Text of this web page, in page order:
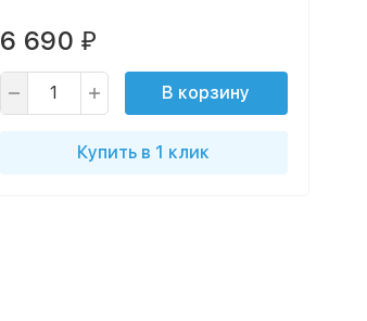
6 690 ₽
В корзину
Купить в 1 клик